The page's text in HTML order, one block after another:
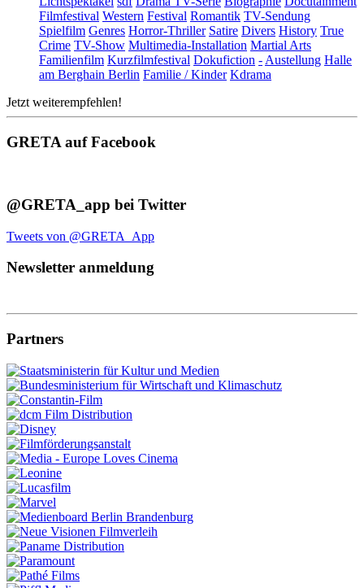
Filmfestival Western Festival Romantik TV-Sendung
Spielfilm Genres Horror-Thriller Satire Divers History True
Crime TV-Show Multimedia-Installation Martial Arts
Familienfilm Kurzfilmfestival Dokufiction - Austellung Halle
am Berghain Berlin Familie / Kinder Kdrama
Jetzt weiterempfehlen!
GRETA auf Facebook
@GRETA_app bei Twitter
Tweets von @GRETA_App
Newsletter anmeldung
Partners